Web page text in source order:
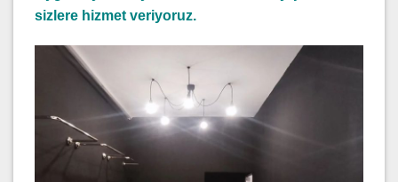
sizlere hizmet veriyoruz.